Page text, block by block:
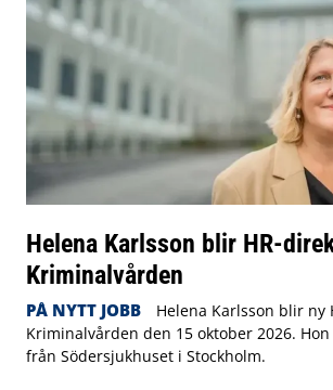
Helena Karlsson blir HR-
Kriminalvården
PÅ NYTT JOBB
Helena Karlsson blir ny
Kriminalvården den 15 oktober 2026.
från Södersjukhuset i Stockholm.